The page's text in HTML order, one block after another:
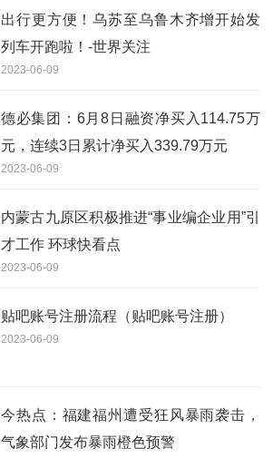
出行更方便！乌苏至乌鲁木齐增开始发
列车开跑啦！-世界关注
2023-06-09
德必集团：6月8日融资净买入114.75万
元，连续3日累计净买入339.79万元
2023-06-09
内蒙古九原区积极推进“事业编企业用”引
才工作 环球快看点
2023-06-09
贴吧账号注册流程（贴吧账号注册）
2023-06-09
今热点：福建福州遭受狂风暴雨袭击，
气象部门发布暴雨橙色预警